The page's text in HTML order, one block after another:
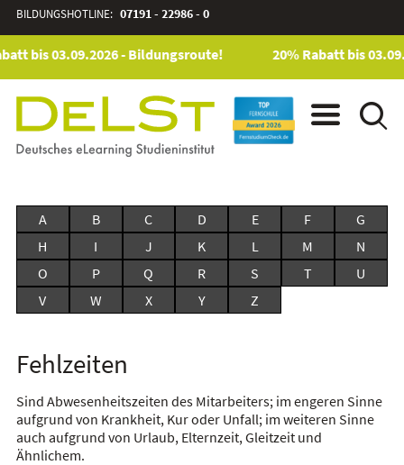
BILDUNGSHOTLINE: 07191 - 22986 - 0
bis 03.09.2026 - Bildungsroute! 20% Rabatt bis
A B C D E F
G
H
I J K L M
N
O
P Q R S T
U
V
W X Y Z
Fehlzeiten
Sind Abwesenheitszeiten des Mitarbeiters; im engeren Sinne
aufgrund von Krankheit, Kur oder Unfall; im weiteren Sinne
auch aufgrund von Urlaub, Elternzeit, Gleitzeit und
Ähnlichem.